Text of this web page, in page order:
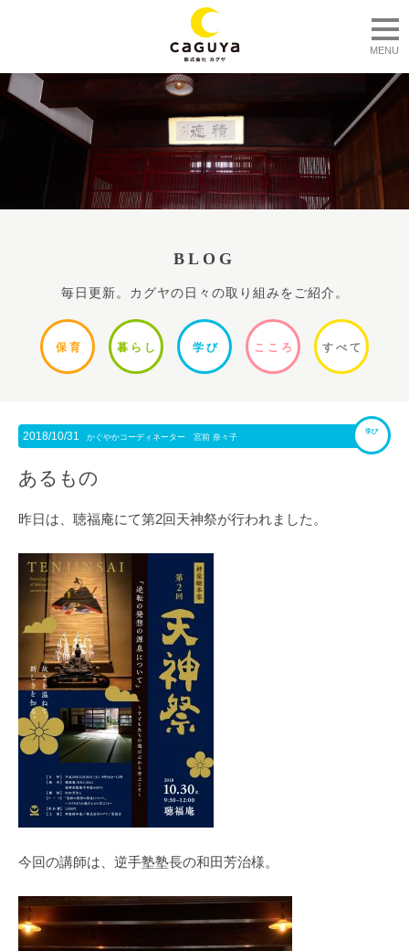
MENU
BLOG
毎日更新。カグヤの日々の取り組みをご紹介。
保 育 暮ら し 学 び ここ ろ すべて
2018/10/31 かぐやかコーディネーター 宮前 奈々子
学び
あるもの
昨日は、聴福庵にて第2回天神祭が行われました。
今回の講師は、逆手塾塾長の和田芳治様。